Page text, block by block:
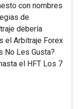
con nombres
de
debería
el Arbitraje Forex
No Les Gusta?
el HFT Los 7